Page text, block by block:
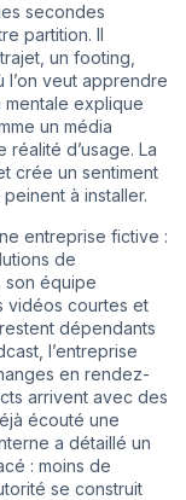
secondes
partition. Il
un footing,
veut apprendre
explique
un média
réalité d’usage. La
crée un sentiment
à installer.
entreprise fictive :
de
son équipe
vidéos courtes et
dépendants
l’entreprise
en rendez-
arrivent avec des
écouté une
a détaillé un
: moins de
se construit